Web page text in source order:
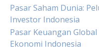
Pasar Saham Dunia:
Investor Indonesia
Pasar Keuangan
Ekonomi Indonesia